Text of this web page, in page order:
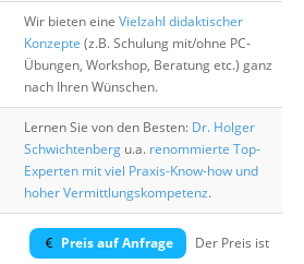
Wir bieten eine Vielzahl didaktischer
Konzepte (z.B. Schulung mit/ohne PC-
Übungen, Workshop, Beratung etc.) ganz
nach Ihren Wünschen.
Lernen Sie von den Besten: Dr. Holger
Schwichtenberg u.a. renommierte Top-
Experten mit viel Praxis-Know-how und
hoher Vermittlungskompetenz.
Preis auf Anfrage
Der Preis ist